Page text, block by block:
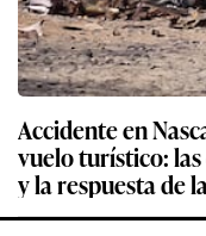
Accidente en
vuelo turístico:
y la respuesta de